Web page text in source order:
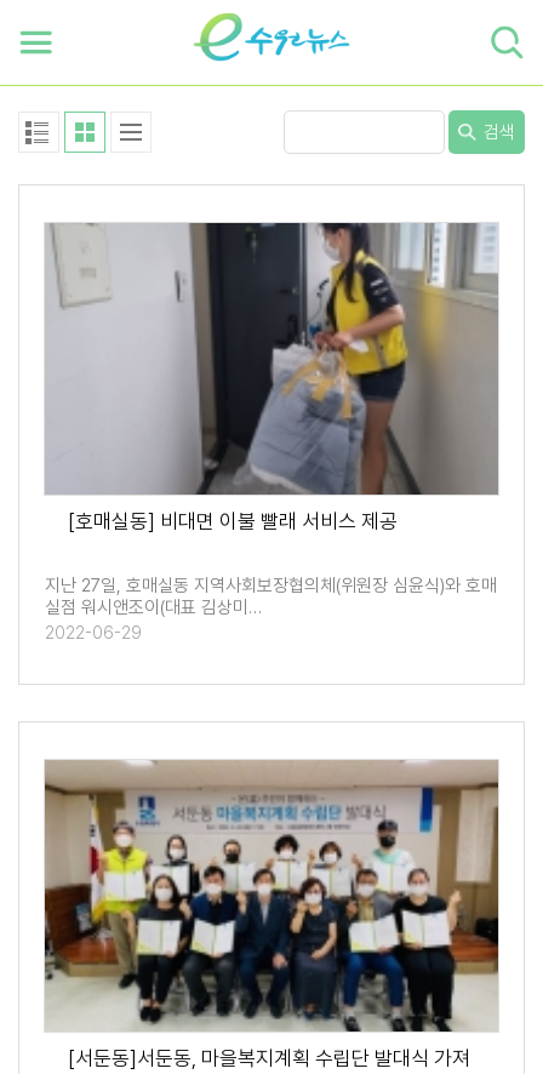
검색
[호매실동] 비대면 이불 빨래 서비스 제공
지난 27일, 호매실동 지역사회보장협의체(위원장 심윤식)와 호매
실점 워시앤조이(대표 김상미…
2022-06-29
[서둔동]서둔동, 마을복지계획 수립단 발대식 가져